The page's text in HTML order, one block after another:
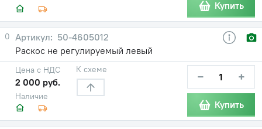
Купить
0
50-4605012
Раскос не регулируемый левый
Наличие
Цена с НДС
2 000 руб.
К схеме − +
Купить